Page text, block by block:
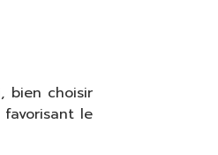
bien choisir
le